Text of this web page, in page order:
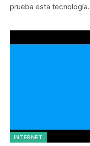
prueba esta tecnología.
INTERNET